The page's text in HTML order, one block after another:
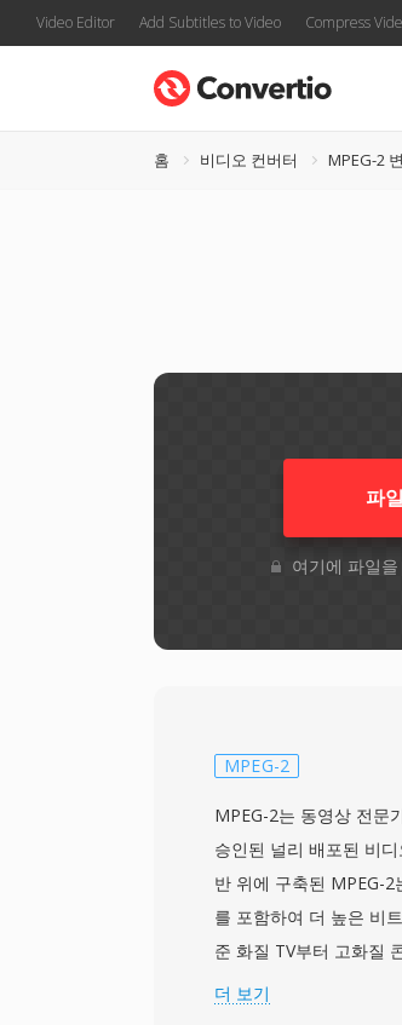
Video Editor Add Subtitles to Video Compress
홈 비디오 컨버터 MPEG-2
파
여기에 파일
MPEG-2
MPEG-2는 동영상 전문
승인된 널리 배포된 비
반 위에 구축된 MPEG-
를 포함하여 더 높은 비
준 화질 TV부터 고화질
다. 이 표준은 프로필과
더 보기